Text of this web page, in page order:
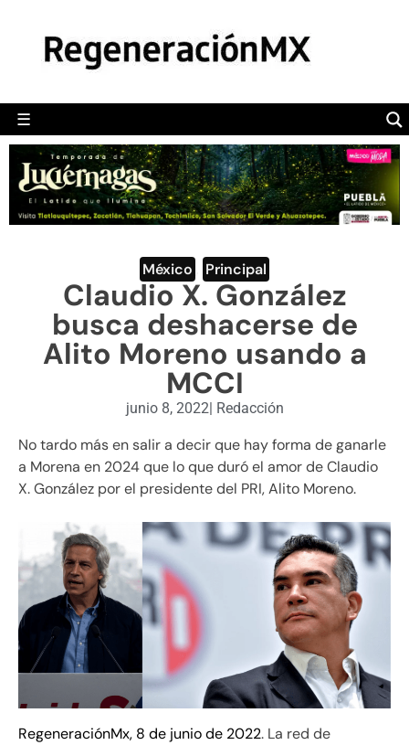
☰
POLÍTICA
CAMALEÓN
OPINIÓN
DEPORTES
ENGLISH SECTION
VIDEOS
México Principal
Claudio X. González
busca deshacerse de
Alito Moreno usando a
MCCI
junio 8, 2022| Redacción
No tardo más en salir a decir que hay forma de ganarle
a Morena en 2024 que lo que duró el amor de Claudio
X. González por el presidente del PRI, Alito Moreno.
RegeneraciónMx, 8 de junio de 2022. La red de